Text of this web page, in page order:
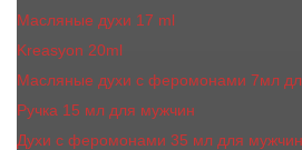
Масляные духи 17 ml
Kreasyon 20ml
Масляные духи c феромонами 7мл
Ручка 15 мл для мужчин
Духи с феромонами 35 мл для мужчин